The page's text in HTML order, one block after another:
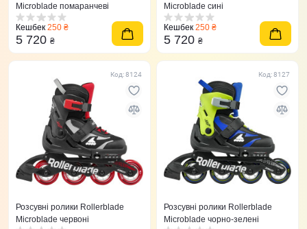
Microblade помаранчеві
Кешбек 250 ₴
5 720 ₴
Microblade сині
Кешбек 250 ₴
5 720 ₴
Код: 8124
Розсувні ролики Rollerblade
Microblade червоні
Код: 8127
Розсувні ролики Rollerblade
Microblade чорно-зелені